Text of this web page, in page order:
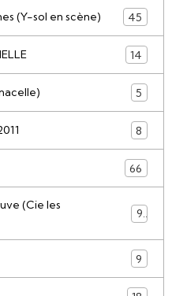
(Y-sol en scène) 45
14
5
8
66
(Cie les
9
9